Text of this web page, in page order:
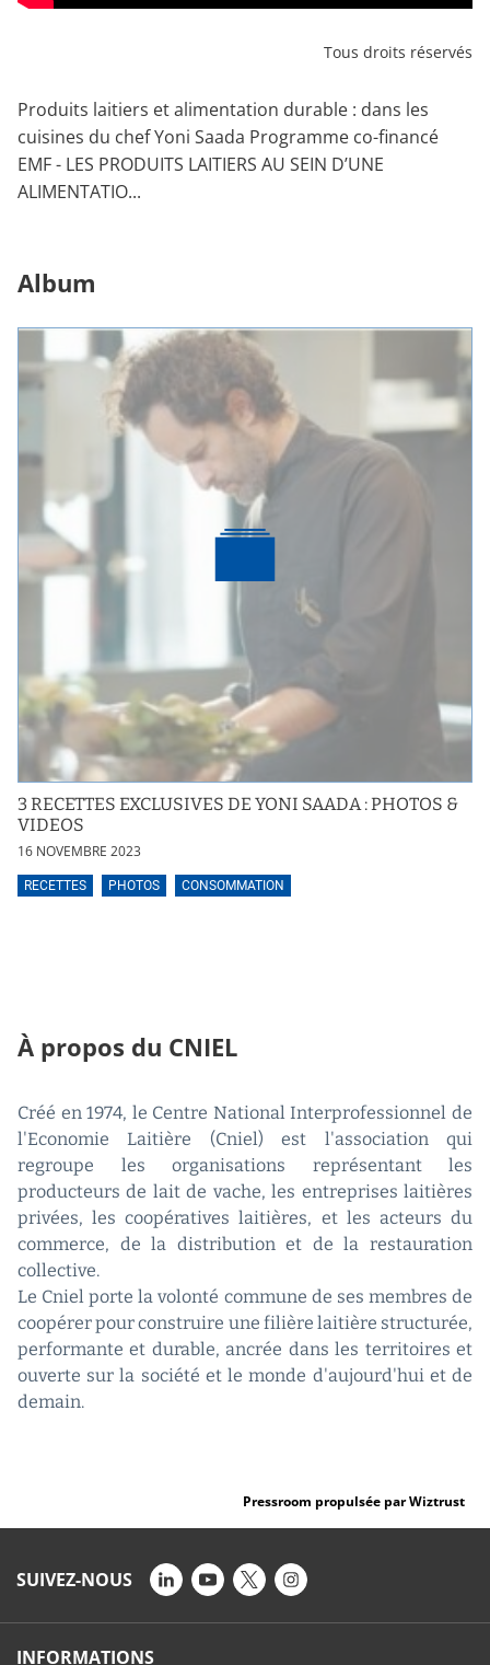
Tous droits réservés
Produits laitiers et alimentation durable : dans les
cuisines du chef Yoni Saada Programme co-financé
EMF - LES PRODUITS LAITIERS AU SEIN D’UNE
ALIMENTATIO...
Album
3 RECETTES EXCLUSIVES DE YONI SAADA : PHOTOS &
VIDEOS
16 NOVEMBRE 2023
RECETTES PHOTOS CONSOMMATION
À propos du CNIEL
Créé en 1974, le Centre National Interprofessionnel de
l'Economie Laitière (Cniel) est l'association qui
regroupe les organisations représentant les
producteurs de lait de vache, les entreprises laitières
privées, les coopératives laitières, et les acteurs du
commerce, de la distribution et de la restauration
collective.
Le Cniel porte la volonté commune de ses membres de
coopérer pour construire une filière laitière structurée,
performante et durable, ancrée dans les territoires et
ouverte sur la société et le monde d'aujourd'hui et de
demain.
Pressroom propulsée par Wiztrust
SUIVEZ-NOUS
INFORMATIONS